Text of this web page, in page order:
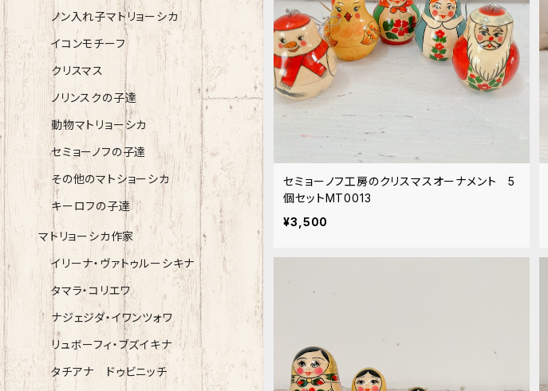
セミョーノフ工房のクリスマスオーナメント 5
個セットMT0013
¥3,500
ノン入れ子マトリョーシカ
イコンモチーフ
クリスマス
ノリンスクの子達
動物マトリョーシカ
セミョーノフの子達
その他のマトショーシカ
キーロフの子達
マトリョーシカ作家
イリーナ・ヴァトゥルーシキナ
タマラ・コリエワ
ナジェジダ・イワンツォワ
リュボーフィ・ブズイキナ
タチアナ ドゥビニッチ